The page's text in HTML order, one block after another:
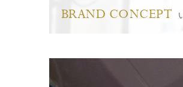
BRAND CONCEPT